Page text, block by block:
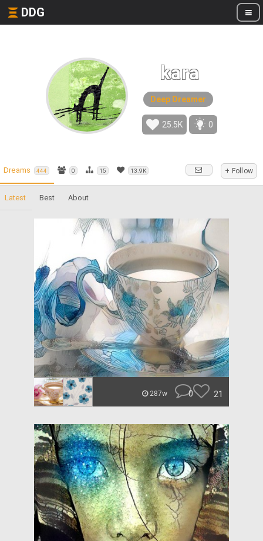
DDG
kara
Deep Dreamer
25.5K 0
Dreams 444 0 15 13.9K + Follow
Latest Best About
287w 0 21